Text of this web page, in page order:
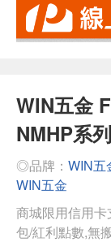
WIN五金
NMHP系
◎品牌： WIN五
WIN五金
商城限用信用
包/紅利點數,無